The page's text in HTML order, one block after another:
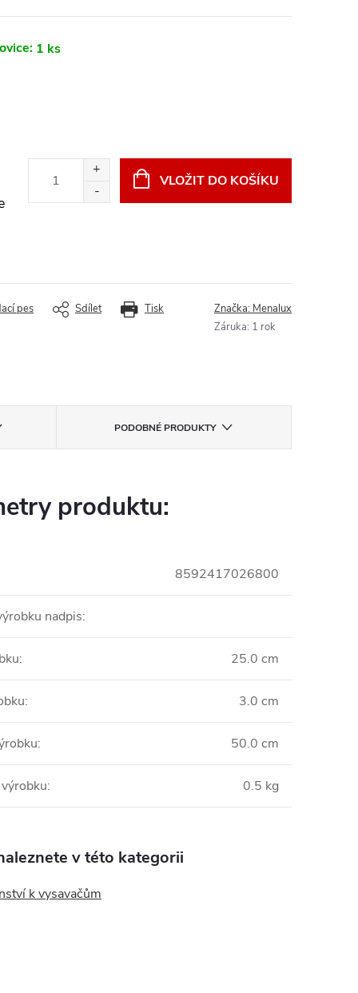
1 ks
VLOŽIT DO KOŠÍKU
Tisk
pes Sdílet Značka: Menalux
Záruka: 1 rok
PODOBNÉ PRODUKTY
produktu:
8592417026800
nadpis:
: 25.0 cm
: 3.0 cm
: 50.0 cm
: 0.5 kg
v této kategorii
k vysavačům